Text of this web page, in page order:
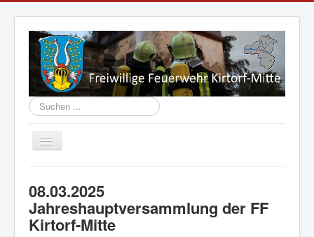
Suchen
...
Navigation
an/aus
Vorstand
Einsatzabteilung
08.03.2025
Jahreshauptversammlung der FF
Kirtorf-Mitte